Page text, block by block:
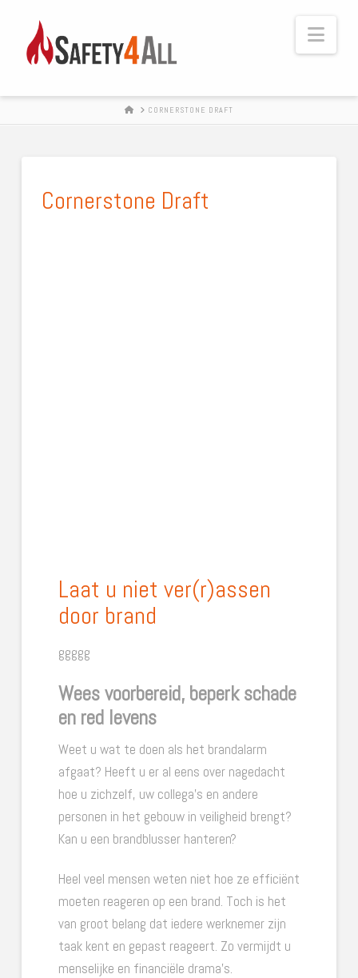
HOMECORNERSTONE DRAFT
Cornerstone Draft
Laat u niet ver(r)assen
door brand
ggggg
Wees voorbereid, beperk schade
en red levens
Weet u wat te doen als het brandalarm
afgaat? Heeft u er al eens over nagedacht
hoe u zichzelf, uw collega’s en andere
personen in het gebouw in veiligheid brengt?
Kan u een brandblusser hanteren?
Heel veel mensen weten niet hoe ze efficiënt
moeten reageren op een brand. Toch is het
van groot belang dat iedere werknemer zijn
taak kent en gepast reageert. Zo vermijdt u
menselijke en financiële drama’s.